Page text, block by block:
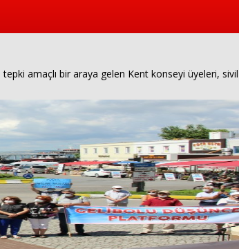
amaçlı bir araya gelen Kent konseyi üyeleri,